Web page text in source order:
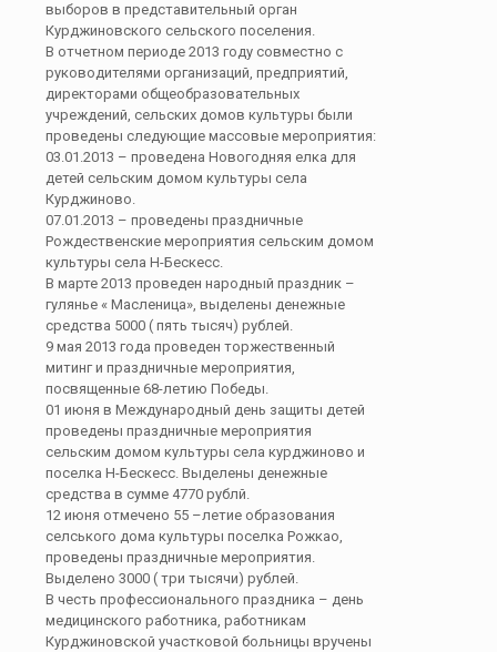
выборов в представительный орган
Курджиновского сельского поселения.
В отчетном периоде 2013 году совместно с
руководителями организаций, предприятий,
директорами общеобразовательных
учреждений, сельских домов культуры были
проведены следующие массовые мероприятия:
03.01.2013 – проведена Новогодняя елка для
детей сельским домом культуры села
Курджиново.
07.01.2013 – проведены праздничные
Рождественские мероприятия сельским домом
культуры села Н-Бескесс.
В марте 2013 проведен народный праздник –
гулянье « Масленица», выделены денежные
средства 5000 ( пять тысяч) рублей.
9 мая 2013 года проведен торжественный
митинг и праздничные мероприятия,
посвященные 68-летию Победы.
01 июня в Международный день защиты детей
проведены праздничные мероприятия
сельским домом культуры села курджиново и
поселка Н-Бескесс. Выделены денежные
средства в сумме 4770 рублй.
12 июня отмечено 55 –летие образования
селського дома культуры поселка Рожкао,
проведены праздничные мероприятия.
Выделено 3000 ( три тысячи) рублей.
В честь профессионального праздника – день
медицинского работника, работникам
Курджиновской участковой больницы вручены